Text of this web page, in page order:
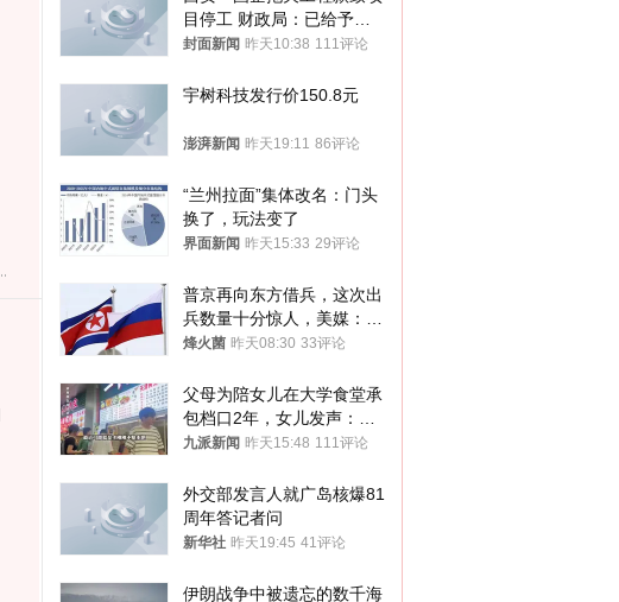
目停工 财政局：已给予处
分，正督促整改
封面新闻 昨天10:38 111评论
宇树科技发行价150.8元
澎湃新闻 昨天19:11 86评论
“兰州拉面”集体改名：门头
换了，玩法变了
界面新闻 昨天15:33 29评论
普京再向东方借兵，这次出
兵数量十分惊人，美媒：俄
朝要动真格？
烽火菌 昨天08:30 33评论
父母为陪女儿在大学食堂承
包档口2年，女儿发声：初
衷是为了陪伴，毕业后将不
九派新闻 昨天15:48 111评论
外交部发言人就广岛核爆81
周年答记者问
新华社 昨天19:45 41评论
伊朗战争中被遗忘的数千海